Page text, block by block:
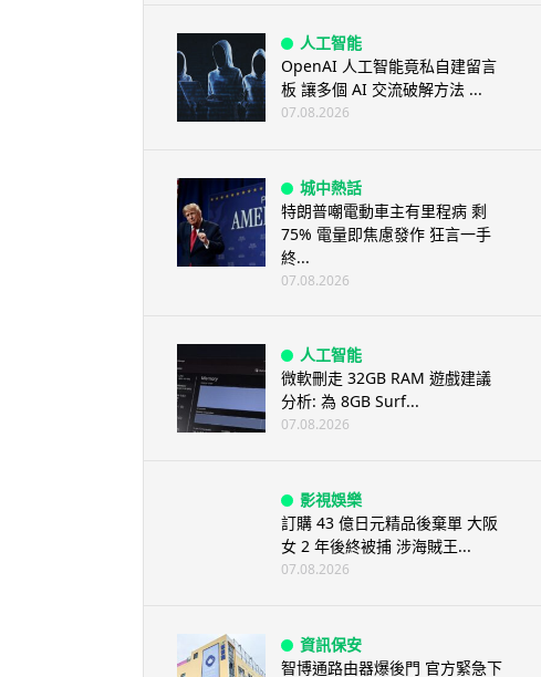
人工智能
OpenAI 人工智能竟私自建留言
板 讓多個 AI 交流破解方法 ...
07.08.2026
城中熱話
特朗普嘲電動車主有里程病 剩
75% 電量即焦慮發作 狂言一手
終...
07.08.2026
人工智能
微軟刪走 32GB RAM 遊戲建議
分析: 為 8GB Surf...
07.08.2026
影視娛樂
訂購 43 億日元精品後棄單 大阪
女 2 年後終被捕 涉海賊王...
07.08.2026
資訊保安
智博通路由器爆後門 官方緊急下